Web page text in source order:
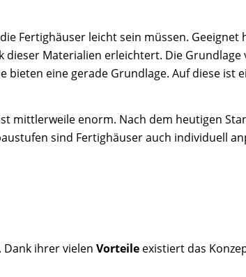
Fertighäuser leicht sein müssen. Geeignet
Materialien erleichtert. Die Grundlage
bieten eine gerade Grundlage. Auf diese ist
mittlerweile enorm. Nach dem heutigen
sind Fertighäuser auch individuell
Dank ihrer vielenVorteile existiert das